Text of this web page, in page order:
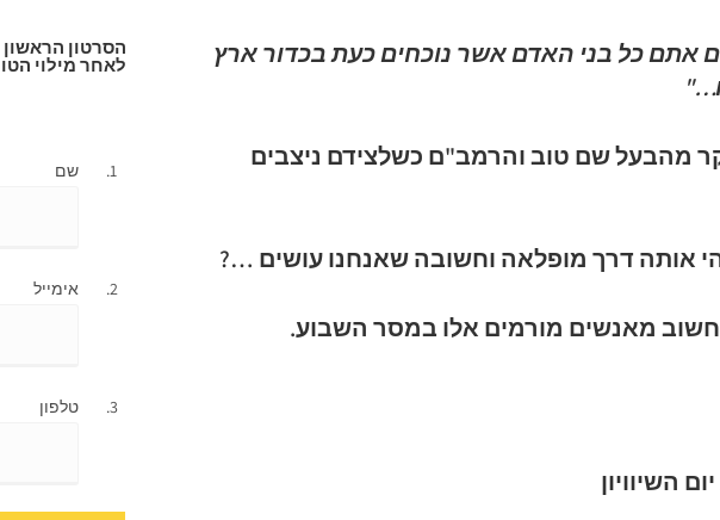
אתם כל בני האדם אשר נוכחים כעת בכדור ארץ
מהבעל שם טוב והרמב"ם כשלצידם ניצבים
אותה דרך מופלאה וחשובה שאנחנו עושים …?
מאנשים מורמים אלו במסר השבוע.
הסרטון הראשון
לאחר מילוי
שם
אימייל
טלפון